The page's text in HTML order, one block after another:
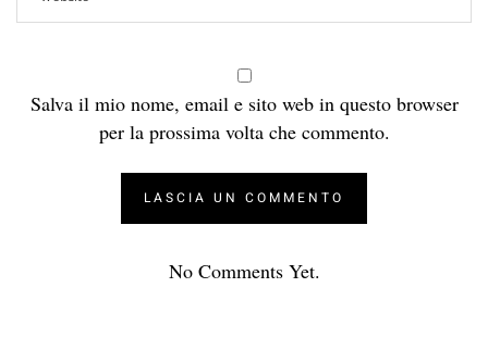
Salva il mio nome, email e sito web in questo browser
per la prossima volta che commento.
No Comments Yet.